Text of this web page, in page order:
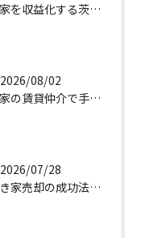
空家を収益化する茨城県水戸市古河市での具体的ステップと成功ポイント
2026/08/02
空家の賃貸仲介で手数料と上限を徹底解説し200万円物件の注意点も紹介
2026/07/28
空き家売却の成功法と注意点